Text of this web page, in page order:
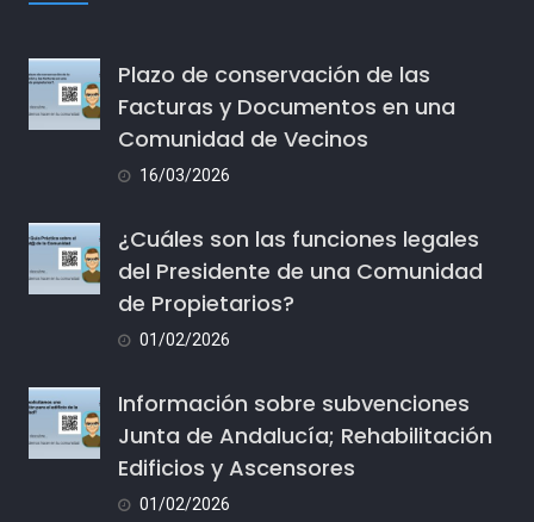
Plazo de conservación de las
Facturas y Documentos en una
Comunidad de Vecinos
16/03/2026
¿Cuáles son las funciones legales
del Presidente de una Comunidad
de Propietarios?
01/02/2026
Información sobre subvenciones
Junta de Andalucía; Rehabilitación
Edificios y Ascensores
01/02/2026